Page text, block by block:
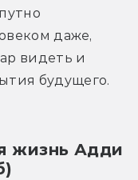
даже,
видеть и
будущего.
жизнь Адди